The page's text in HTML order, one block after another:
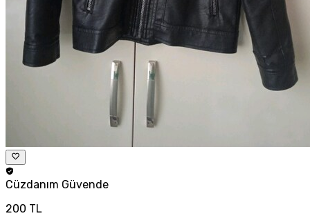
Cüzdanım Güvende
200 TL